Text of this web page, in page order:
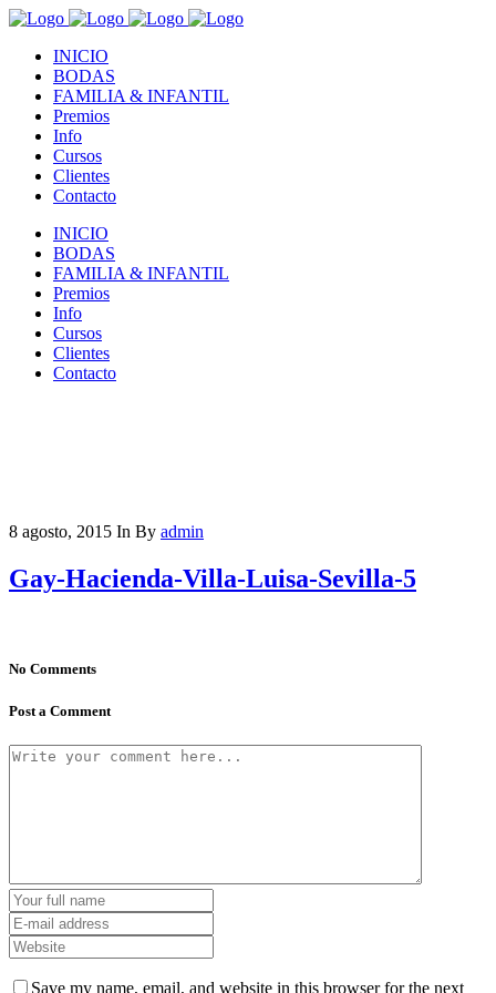
INICIO
BODAS
FAMILIA & INFANTIL
Premios
Info
Cursos
Clientes
Contacto
INICIO
BODAS
FAMILIA & INFANTIL
Premios
Info
Cursos
Clientes
Contacto
8 agosto, 2015 In By admin
Gay-Hacienda-Villa-Luisa-Sevilla-5
No Comments
Post a Comment
Save my name, email, and website in this browser for the next